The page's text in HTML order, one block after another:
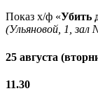
Показ х/ф «Убить
(Ульяновой, 1, зал
25 августа
11.30